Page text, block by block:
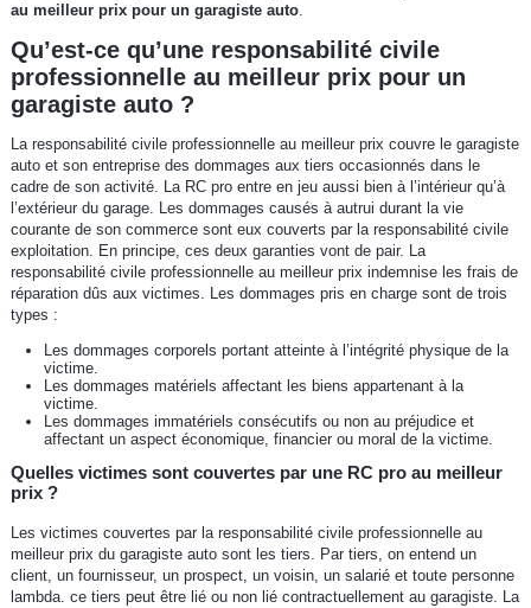
au meilleur prix pour un garagiste auto.
Qu’est-ce qu’une responsabilité civile
professionnelle au meilleur prix pour un
garagiste auto ?
La responsabilité civile professionnelle au meilleur prix couvre le garagiste
auto et son entreprise des dommages aux tiers occasionnés dans le
cadre de son activité. La RC pro entre en jeu aussi bien à l’intérieur qu’à
l’extérieur du garage. Les dommages causés à autrui durant la vie
courante de son commerce sont eux couverts par la responsabilité civile
exploitation. En principe, ces deux garanties vont de pair. La
responsabilité civile professionnelle au meilleur prix indemnise les frais de
réparation dûs aux victimes. Les dommages pris en charge sont de trois
types :
Les dommages corporels portant atteinte à l’intégrité physique de la
victime.
Les dommages matériels affectant les biens appartenant à la
victime.
Les dommages immatériels consécutifs ou non au préjudice et
affectant un aspect économique, financier ou moral de la victime.
Quelles victimes sont couvertes par une RC pro au meilleur
prix ?
Les victimes couvertes par la responsabilité civile professionnelle au
meilleur prix du garagiste auto sont les tiers. Par tiers, on entend un
client, un fournisseur, un prospect, un voisin, un salarié et toute personne
lambda. ce tiers peut être lié ou non lié contractuellement au garagiste. La